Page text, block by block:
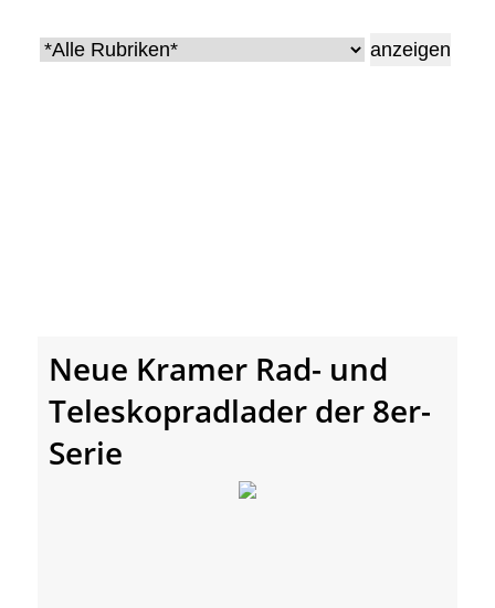
• Messen und Veranstaltungen
Neue Kramer Rad- und
Teleskopradlader der 8er-
Serie